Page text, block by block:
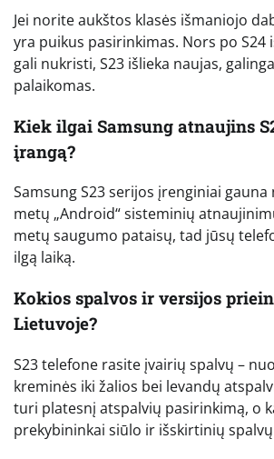
Jei norite aukštos klasės išmaniojo
yra puikus pasirinkimas. Nors po S24
gali nukristi, S23 išlieka naujas,
palaikomas.
Kiek ilgai Samsung atnaujins
įrangą?
Samsung S23 serijos įrenginiai
metų „Android“ sisteminių
metų saugumo pataisų, tad jūsų
ilgą laiką.
Kokios spalvos ir versijos
Lietuvoje?
S23 telefone rasite įvairių spalvų –
kreminės iki žalios bei levandų
turi platesnį atspalvių pasirinkimą, o
prekybininkai siūlo ir išskirtinių